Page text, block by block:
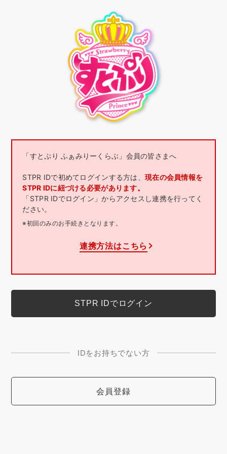
「すとぷり ふぁみりーくらぶ」会員の皆さまへ
STPR IDで初めてログインする方は、 現在の会員情報を
STPR IDに紐づける必要があります。
「STPR IDでログイン」からアクセスし連携を行ってく
ださい。
※初回のみのお手続きとなります。
連携方法はこちら
IDをお持ちでない方
会員登録